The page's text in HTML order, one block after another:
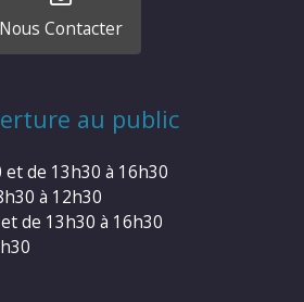
Nous Contacter
au public
et de 13h30 à 16h30
à 12h30
de 13h30 à 16h30